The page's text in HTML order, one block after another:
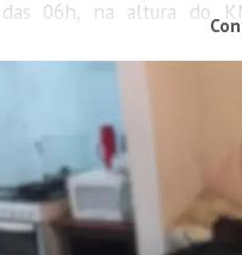
das 06h, na altura do
uma guarnição se
para auxiliar na remoção
Ao chegar, os